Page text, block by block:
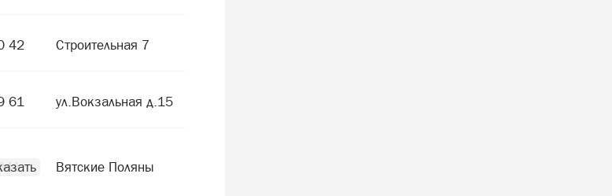
42 Строительная 7
61 ул.Вокзальная д.15
Вятские Поляны